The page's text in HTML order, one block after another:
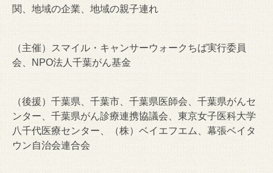
関、地域の企業、地域の親子連れ
（主催）スマイル・キャンサーウォークちば実行委員
会、NPO法人千葉がん基金
（後援）千葉県、千葉市、千葉県医師会、千葉県がんセ
ンター、千葉県がん診療連携協議会、東京女子医科大学
八千代医療センター、（株）ベイエフエム、幕張ベイタ
ウン自治会連合会